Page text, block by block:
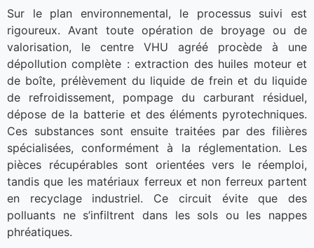
Sur le plan environnemental, le processus suivi est
rigoureux. Avant toute opération de broyage ou de
valorisation, le centre VHU agréé procède à une
dépollution complète : extraction des huiles moteur et
de boîte, prélèvement du liquide de frein et du liquide
de refroidissement, pompage du carburant résiduel,
dépose de la batterie et des éléments pyrotechniques.
Ces substances sont ensuite traitées par des filières
spécialisées, conformément à la réglementation. Les
pièces récupérables sont orientées vers le réemploi,
tandis que les matériaux ferreux et non ferreux partent
en recyclage industriel. Ce circuit évite que des
polluants ne s’infiltrent dans les sols ou les nappes
phréatiques.